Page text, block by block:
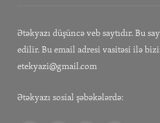
Ətəkyazı düşüncə veb saytıdır. Bu
edilir. Bu email adresi vasitəsi ilə
etekyazi@gmail.com
Ətəkyazı sosial şəbəkələrdə: